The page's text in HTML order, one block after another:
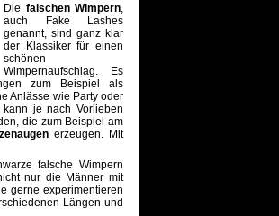
Die falschen Wimpern,
auch Fake Lashes
genannt, sind ganz klar
der Klassiker für einen
schönen
Wimpernaufschlag. Es
zum Beispiel als
Anlässe wie Party oder
je nach Vorlieben
die zum Beispiel am
erzeugen. Mit
falsche Wimpern
nur die Männer mit
gerne experimentieren
Längen und